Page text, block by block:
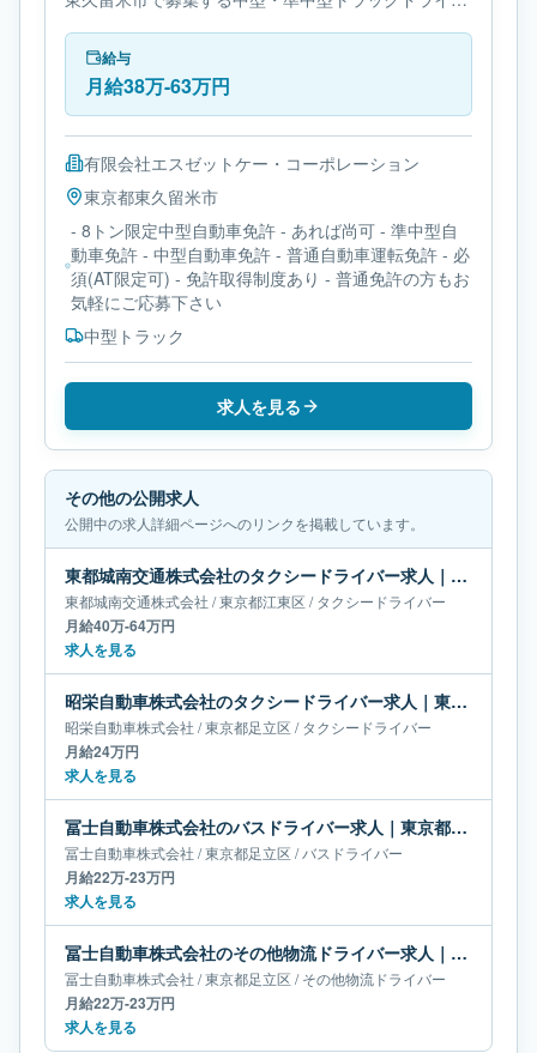
ー求人です。使用車種は中型トラックです。必要免許
は- 8トン限定中型自動車免許です。
給与
月給38万-63万円
有限会社エスゼットケー・コーポレーション
東京都東久留米市
- 8トン限定中型自動車免許 - あれば尚可 - 準中型自
動車免許 - 中型自動車免許 - 普通自動車運転免許 - 必
須(AT限定可) - 免許取得制度あり - 普通免許の方もお
気軽にご応募下さい
中型トラック
求人を見る
その他の公開求人
公開中の求人詳細ページへのリンクを掲載しています。
東都城南交通株式会社のタクシードライバー求人｜東京都江東区｜月給40万-64万円
東都城南交通株式会社 /東京都江東区 /タクシードライバー
月給40万-64万円
求人を見る
昭栄自動車株式会社のタクシードライバー求人｜東京都足立区｜月給24万円
昭栄自動車株式会社 /東京都足立区 /タクシードライバー
月給24万円
求人を見る
冨士自動車株式会社のバスドライバー求人｜東京都足立区｜月給22万-23万円
冨士自動車株式会社 /東京都足立区 /バスドライバー
月給22万-23万円
求人を見る
冨士自動車株式会社のその他物流ドライバー求人｜東京都足立区｜月給22万-23万円
冨士自動車株式会社 /東京都足立区 /その他物流ドライバー
月給22万-23万円
求人を見る